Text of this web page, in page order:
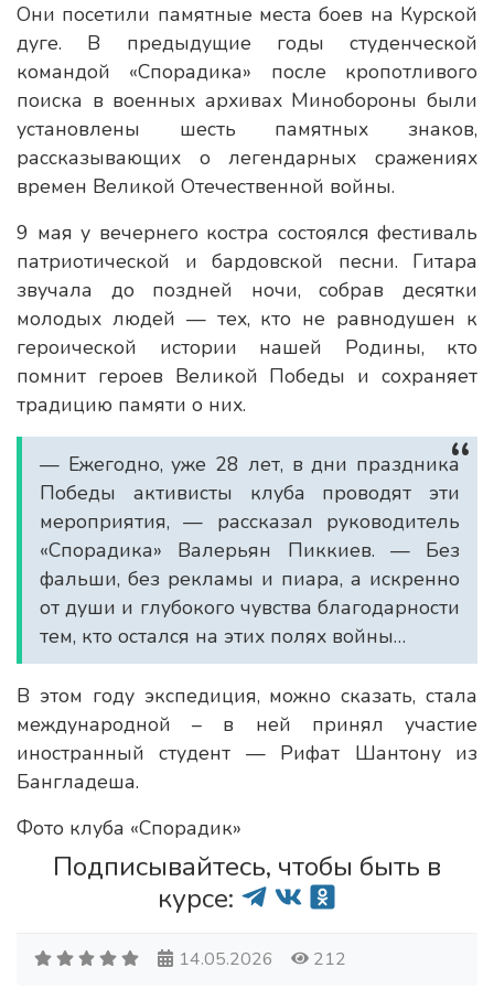
Они посетили памятные места боев на Курской
дуге. В предыдущие годы студенческой
командой «Спорадика» после кропотливого
поиска в военных архивах Минобороны были
установлены шесть памятных знаков,
рассказывающих о легендарных сражениях
времен Великой Отечественной войны.
9 мая у вечернего костра состоялся фестиваль
патриотической и бардовской песни. Гитара
звучала до поздней ночи, собрав десятки
молодых людей — тех, кто не равнодушен к
героической истории нашей Родины, кто
помнит героев Великой Победы и сохраняет
традицию памяти о них.
— Ежегодно, уже 28 лет, в дни праздника
Победы активисты клуба проводят эти
мероприятия, — рассказал руководитель
«Спорадика» Валерьян Пиккиев. — Без
фальши, без рекламы и пиара, а искренно
от души и глубокого чувства благодарности
тем, кто остался на этих полях войны…
В этом году экспедиция, можно сказать, стала
международной – в ней принял участие
иностранный студент — Рифат Шантону из
Бангладеша.
Фото клуба «Спорадик»
Подписывайтесь, чтобы быть в
курсе:
14.05.2026 212